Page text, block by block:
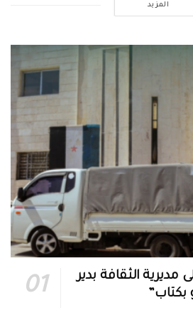
المزيد
إلى مديرية الثقافة بدير
بكتاب”